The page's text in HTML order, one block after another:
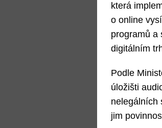
která
o online
programů a
digitálním
Podle
úložišti
nelegálních
jim